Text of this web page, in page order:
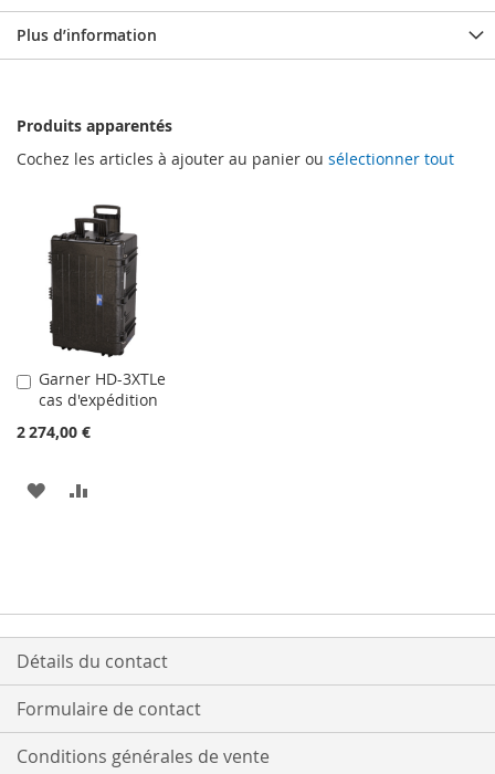
Plus d’information
Produits apparentés
Cochez les articles à ajouter au panier ou sélectionner tout
Garner HD-3XTLe
cas d'expédition
2 274,00 €
Ajouter
au
panier
AJOUTER
D’ENVIE
Détails du contact
Formulaire de contact
Conditions générales de vente